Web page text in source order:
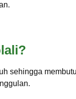
sehingga